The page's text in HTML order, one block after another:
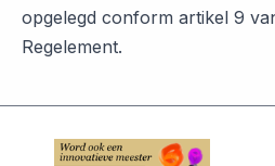
opgelegd conform artikel 9
Regelement.